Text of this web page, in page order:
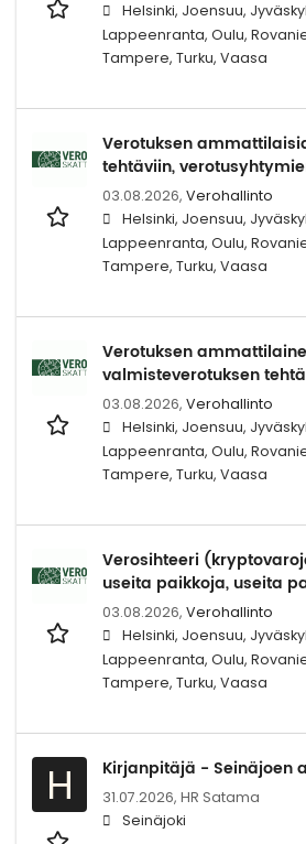
Helsinki, Joensuu,
Lappeenranta, Oulu,
Tampere, Turku, Vaasa
Verotuksen
tehtäviin,
03.08.2026, Verohallinto
Helsinki, Joensuu,
Lappeenranta, Oulu,
Tampere, Turku, Vaasa
Verotuksen
valmisteverotuksen
03.08.2026, Verohallinto
Helsinki, Joensuu,
Lappeenranta, Oulu,
Tampere, Turku, Vaasa
Verosihteeri
useita paikkoja, useita
03.08.2026, Verohallinto
Helsinki, Joensuu,
Lappeenranta, Oulu,
Tampere, Turku, Vaasa
H Kirjanpitäjä - Seinäjoen
31.07.2026, HR Satama
Seinäjoki